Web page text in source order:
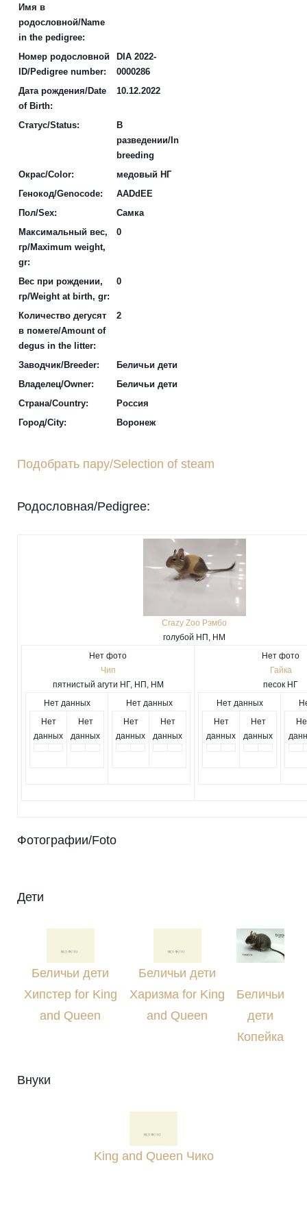
Имя в
родословной/Name
in the pedigree:
Номер родословной
ID/Pedigree number:
DIA 2022-
0000286
Дата рождения/Date
of Birth:
10.12.2022
Статус/Status:
В
разведении/In
breeding
Окрас/Color:
медовый НГ
Генокод/Genocode:
AADdEE
Пол/Sex:
Самка
Максимальный вес,
гр/Maximum weight,
gr:
0
Вес при рождении,
гр/Weight at birth, gr:
0
Количество дегусят
в помете/Amount of
degus in the litter:
2
Заводчик/Breeder:
Беличьи дети
Владелец/Owner:
Беличьи дети
Страна/Country:
Россия
Город/City:
Воронеж
Подобрать пару/Selection of steam
Родословная/Pedigree:
Crazy Zoo Рэмбо
голубой НП, НМ
Нет фото
Чип
пятнистый агути НГ, НП, НМ
Нет данных
Нет
данных
Нет
данных
Нет данных
Нет
данных
Нет
данных
Нет фото
Гайка
песок НГ
Нет данных
Нет
данных
Нет
данных
Фотографии/Foto
Дети
Беличьи дети
Хипстер for King
and Queen
Беличьи дети
Харизма for King
and Queen
Беличьи
дети
Копейка
Внуки
King and Queen Чико